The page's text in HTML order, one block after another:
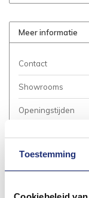
Toestemming
Meer informatie
Contact
Showrooms
Openingstijden
Betalen